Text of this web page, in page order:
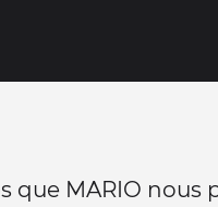
que MARIO nous